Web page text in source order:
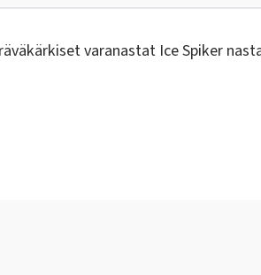
varanastat Ice Spiker